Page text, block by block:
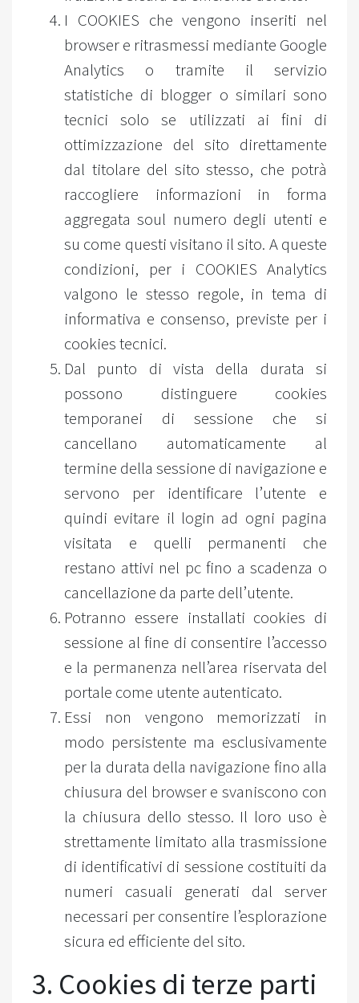
I COOKIES che vengono inseriti nel
browser e ritrasmessi mediante Google
Analytics o tramite il servizio
statistiche di blogger o similari sono
tecnici solo se utilizzati ai fini di
ottimizzazione del sito direttamente
dal titolare del sito stesso, che potrà
raccogliere informazioni in forma
aggregata soul numero degli utenti e
su come questi visitano il sito. A queste
condizioni, per i COOKIES Analytics
valgono le stesso regole, in tema di
informativa e consenso, previste per i
cookies tecnici.
Dal punto di vista della durata si
possono distinguere cookies
temporanei di sessione che si
cancellano automaticamente al
termine della sessione di navigazione e
servono per identificare l’utente e
quindi evitare il login ad ogni pagina
visitata e quelli permanenti che
restano attivi nel pc fino a scadenza o
cancellazione da parte dell’utente.
Potranno essere installati cookies di
sessione al fine di consentire l’accesso
e la permanenza nell’area riservata del
portale come utente autenticato.
Essi non vengono memorizzati in
modo persistente ma esclusivamente
per la durata della navigazione fino alla
chiusura del browser e svaniscono con
la chiusura dello stesso. Il loro uso è
strettamente limitato alla trasmissione
di identificativi di sessione costituiti da
numeri casuali generati dal server
necessari per consentire l’esplorazione
sicura ed efficiente del sito.
3. Cookies di terze parti